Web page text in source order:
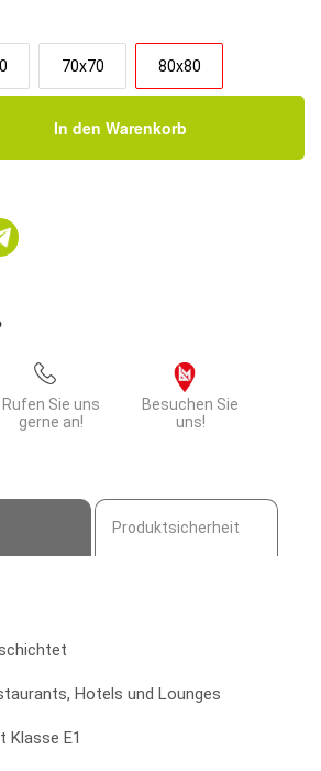
70x70 80x80
In den Warenkorb
Rufen Sie uns
gerne an!
Besuchen Sie
uns!
Produktsicherheit
Hotels und Lounges
Klasse E1